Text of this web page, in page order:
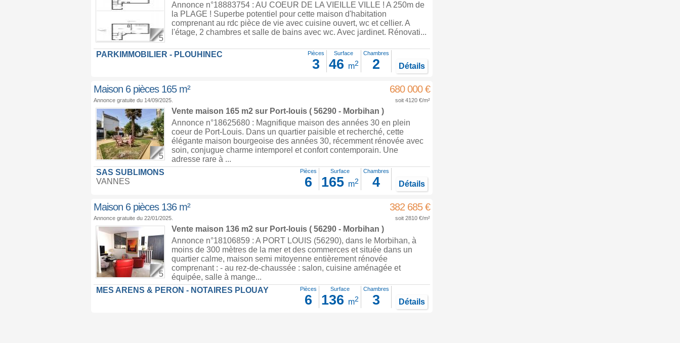
5
Annonce n°18883754 : AU COEUR DE LA VIEILLE VILLE ! A 250m de
la PLAGE ! Superbe potentiel pour cette maison d'habitation
comprenant au rdc pièce de vie avec cuisine ouvert, wc et cellier. A
l'étage, 2 chambres et salle de bains avec wc. Avec jardinet. Rénovati...
PARKIMMOBILIER - PLOUHINEC Pièces
3
Surface
46 m2
Chambres
2 Détails
Maison 6 pièces 165 m² 680 000 €
Annonce gratuite du 14/09/2025. soit 4120 €/m²
5
Vente maison 165 m2 sur Port-louis( 56290 - Morbihan )
Annonce n°18625680 : Magnifique maison des années 30 en plein
coeur de Port-Louis. Dans un quartier paisible et recherché, cette
élégante maison bourgeoise des années 30, récemment rénovée avec
soin, conjugue charme intemporel et confort contemporain. Une
adresse rare à ...
SAS SUBLIMONS
VANNES
Pièces
6
Surface
165 m2
Chambres
4 Détails
Maison 6 pièces 136 m² 382 685 €
Annonce gratuite du 22/01/2025. soit 2810 €/m²
5
Vente maison 136 m2 sur Port-louis( 56290 - Morbihan )
Annonce n°18106859 : A PORT LOUIS (56290), dans le Morbihan, à
moins de 300 mètres de la mer et des commerces et située dans un
quartier calme, maison semi mitoyenne entièrement rénovée
comprenant : - au rez-de-chaussée : salon, cuisine aménagée et
équipée, salle à mange...
MES ARENS & PERON - NOTAIRES PLOUAY
Pièces
6
Surface
136 m2
Chambres
3 Détails